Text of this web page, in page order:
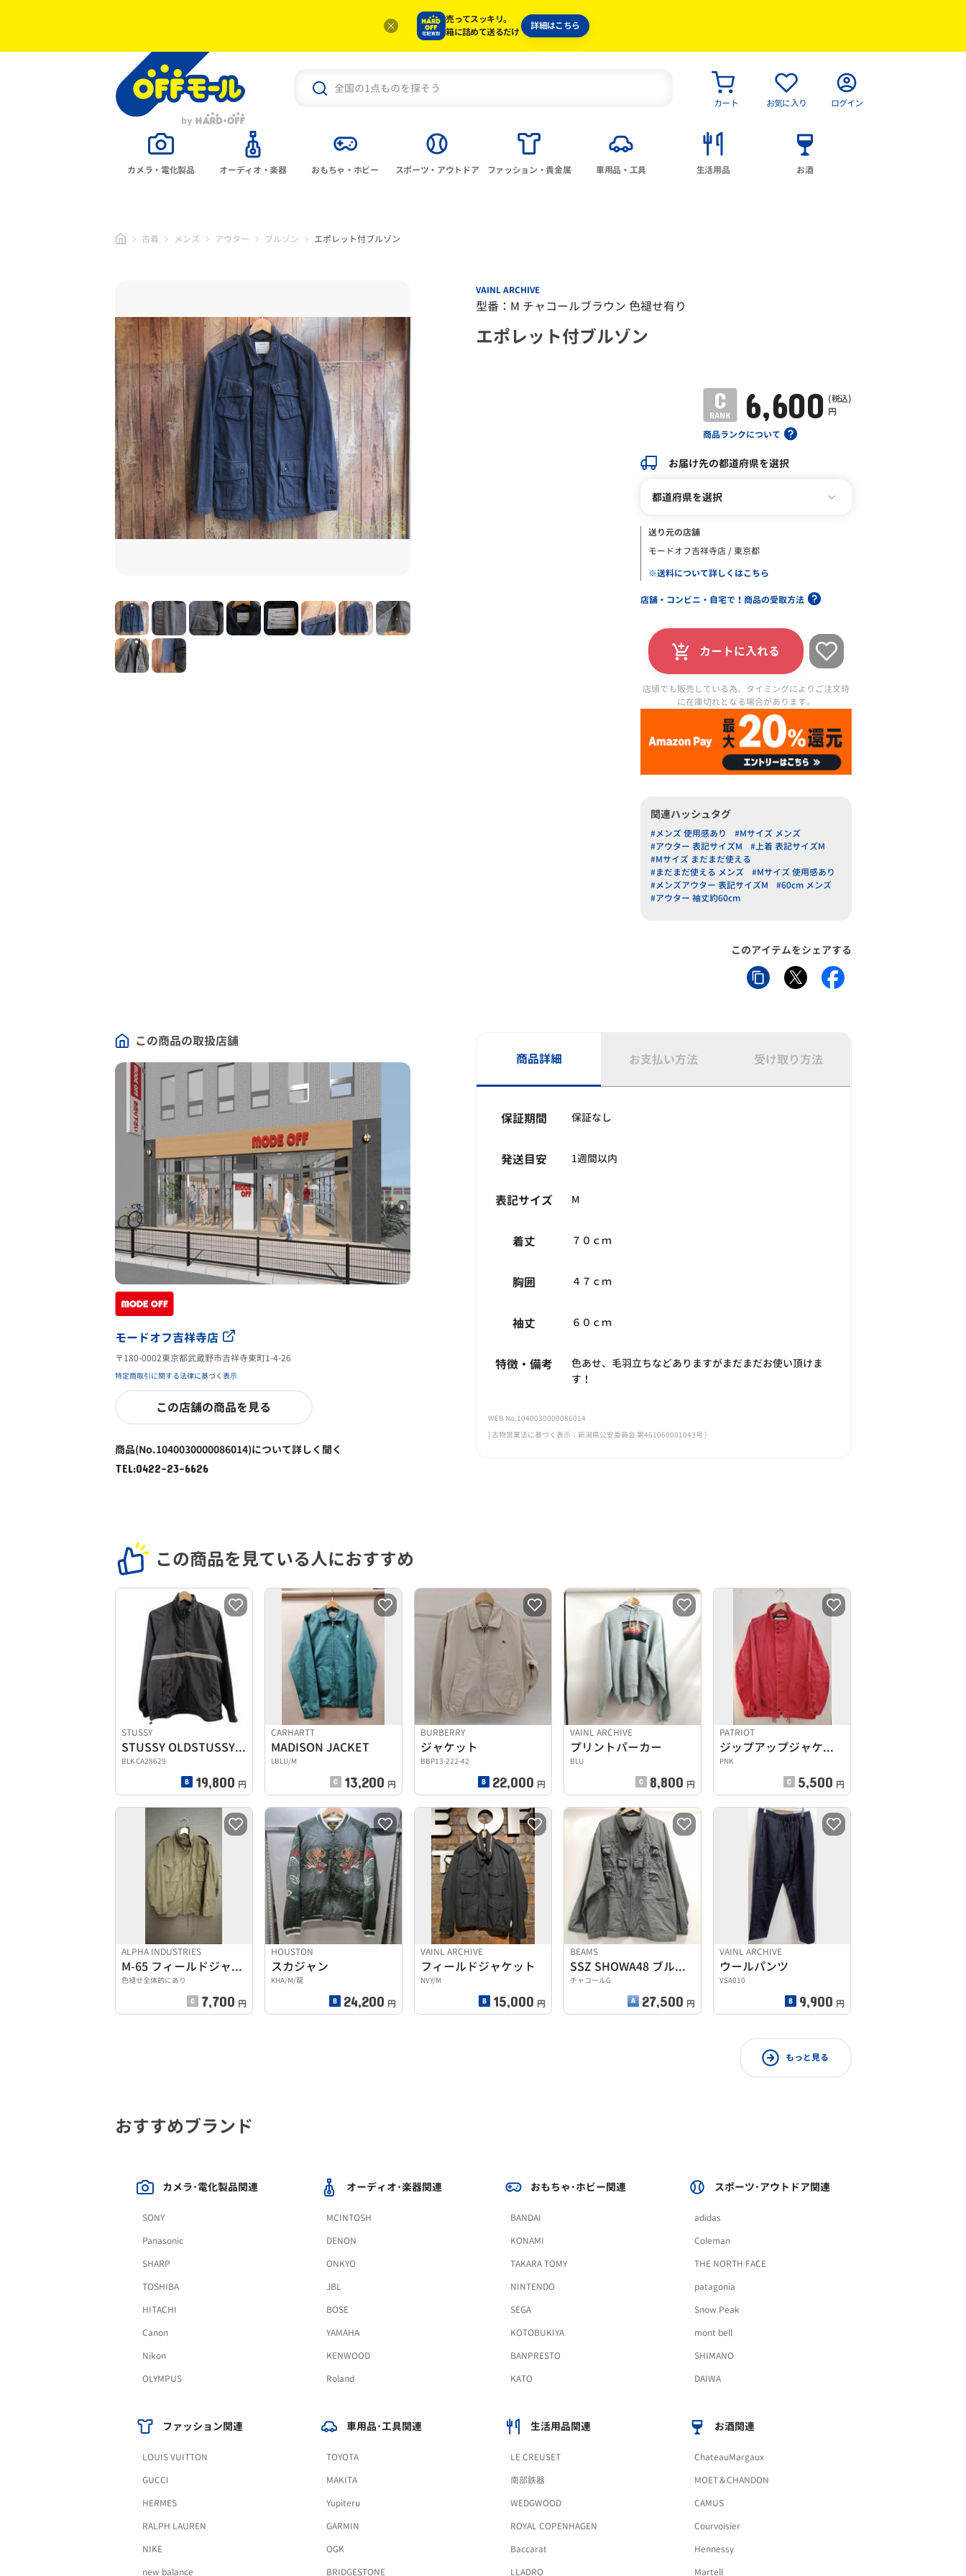
売ってスッキリ。
箱に詰めて送るだけ
詳細はこちら
カート お気に入り ログイン
カメラ・電化製品 オーディオ・楽器 おもちゃ・ホビー スポーツ・アウトドア ファッション・貴金属 車用品・工具 生活用品 お酒
古着 メンズ アウター ブルゾン エポレット付ブルゾン
VAINL ARCHIVE
型番：M チャコールブラウン 色褪せ有り
エポレット付ブルゾン
商品ランクについて
6,600 (税込)
円
お届け先の都道府県を選択
都道府県を選択
送り元の店舗
モードオフ吉祥寺店 / 東京都
※送料について詳しくはこちら
店舗・コンビニ・自宅で！商品の受取方法
カートに入れる
店頭でも販売している為、タイミングによりご注文時
に在庫切れとなる場合があります。
関連ハッシュタグ
#メンズ 使用感あり
#Mサイズ メンズ
#アウター 表記サイズM
#上着 表記サイズM
#Mサイズ まだまだ使える
#まだまだ使える メンズ
#Mサイズ 使用感あり
#メンズアウター 表記サイズM
#60cm メンズ
#アウター 袖丈約60cm
このアイテムをシェアする
この商品の取扱店舗
モードオフ吉祥寺店
〒180-0002東京都武蔵野市吉祥寺東町1-4-26
特定商取引に関する法律に基づく表示
この店舗の商品を見る
商品(No.1040030000086014)について詳しく聞く
TEL:0422-23-6626
商品詳細 お支払い方法 受け取り方法
保証期間 保証なし
発送目安 1週間以内
表記サイズ M
着丈 ７０ｃｍ
胸囲 ４７ｃｍ
袖丈 ６０ｃｍ
特徴・備考
色あせ、毛羽立ちなどありますがまだまだお使い頂けま
す！
WEB No.1040030000086014
[ 古物営業法に基づく表示：新潟県公安委員会 第461060001043号 ]
この商品を見ている人におすすめ
STUSSY
STUSSY OLDSTUSSYナイロンブルゾン
BLK CA28629
19,800 円
CARHARTT
MADISON JACKET
LBLU/M
13,200 円
BURBERRY
ジャケット
BBP13-222-42
22,000 円
VAINL ARCHIVE
プリントパーカー
BLU
8,800 円
PATRIOT
ジップアップジャケット
PNK
5,500 円
ALPHA INDUSTRIES
M-65 フィールドジャケット
色褪せ全体的にあり
7,700 円
HOUSTON
スカジャン
KHA/M/龍
24,200 円
VAINL ARCHIVE
フィールドジャケット
NVY/M
15,000 円
BEAMS
SSZ SHOWA48 ブルゾン
チャコールG
27,500 円
VAINL ARCHIVE
ウールパンツ
VSA010
9,900 円
もっと見る
おすすめブランド
カメラ･電化製品関連
SONY
Panasonic
SHARP
TOSHIBA
HITACHI
Canon
Nikon
OLYMPUS
オーディオ･楽器関連
MCINTOSH
DENON
ONKYO
JBL
BOSE
YAMAHA
KENWOOD
Roland
おもちゃ･ホビー関連
BANDAI
KONAMI
TAKARA TOMY
NINTENDO
SEGA
KOTOBUKIYA
BANPRESTO
KATO
スポーツ･アウトドア関連
adidas
Coleman
THE NORTH FACE
patagonia
Snow Peak
mont bell
SHIMANO
DAIWA
ファッション関連
LOUIS VUITTON
GUCCI
HERMES
RALPH LAUREN
NIKE
new balance
車用品･工具関連
TOYOTA
MAKITA
Yupiteru
GARMIN
OGK
BRIDGESTONE
生活用品関連
LE CREUSET
南部鉄器
WEDGWOOD
ROYAL COPENHAGEN
Baccarat
LLADRO
お酒関連
ChateauMargaux
MOET＆CHANDON
CAMUS
Courvoisier
Hennessy
Martell